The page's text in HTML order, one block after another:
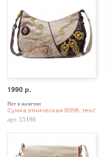
1990 р.
Нет в наличии
Сумка этническая 55198,
арт. 55198